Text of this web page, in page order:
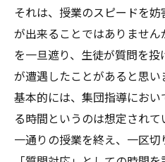
それは、授業のスピードを
が出来ることではありませ
を一旦遮り、生徒が質問を
が遭遇したことがあると思い
基本的には、集団指導にお
る時間というのは想定されて
一通りの授業を終え、一区